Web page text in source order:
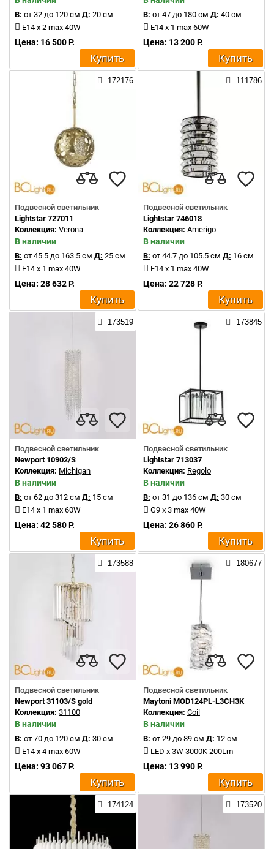
В: от 32 до 120 см Д: 20 см
E14 x 2 max 40W
Цена: 16 500 Р.
Купить
В: от 47 до 180 см Д: 40 см
E14 x 1 max 60W
Цена: 13 200 Р.
Купить
172176
Подвесной светильник
Lightstar 727011
Коллекция: Verona
В наличии
В: от 45.5 до 163.5 см Д: 25 см
E14 x 1 max 40W
Цена: 28 632 Р.
Купить
111786
Подвесной светильник
Lightstar 746018
Коллекция: Amerigo
В наличии
В: от 44.7 до 105.5 см Д: 16 см
E14 x 1 max 40W
Цена: 22 728 Р.
Купить
173519
Подвесной светильник
Newport 10902/S
Коллекция: Michigan
В наличии
В: от 62 до 312 см Д: 15 см
E14 x 1 max 60W
Цена: 42 580 Р.
Купить
173845
Подвесной светильник
Lightstar 713037
Коллекция: Regolo
В наличии
В: от 31 до 136 см Д: 30 см
G9 x 3 max 40W
Цена: 26 860 Р.
Купить
173588
Подвесной светильник
Newport 31103/S gold
Коллекция: 31100
В наличии
В: от 70 до 120 см Д: 30 см
E14 x 4 max 60W
Цена: 93 067 Р.
Купить
180677
Подвесной светильник
Maytoni MOD124PL-L3CH3K
Коллекция: Coil
В наличии
В: от 29 до 89 см Д: 12 см
LED x 3W 3000K 200Lm
Цена: 13 990 Р.
Купить
174124 173520